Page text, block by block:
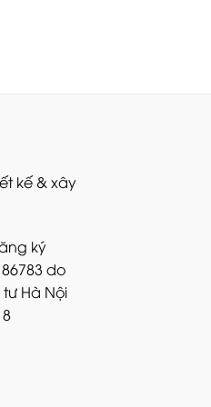
kế & xây
ký
do
Hà Nội